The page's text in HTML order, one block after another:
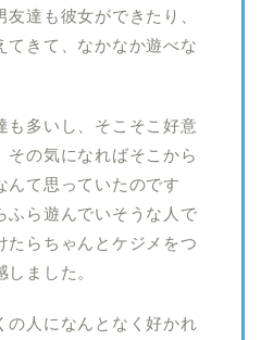
達も彼女ができたり、
てきて、なかなか遊べな
も多いし、そこそこ好意
その気になればそこから
んて思っていたのです
ふら遊んでいそうな人で
たらちゃんとケジメをつ
ました。
の人になんとなく好かれ